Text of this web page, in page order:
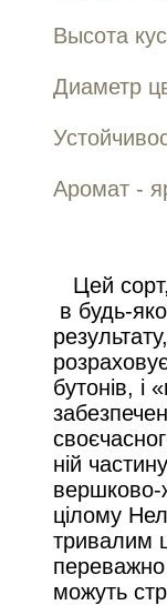
Высота
Диаметр
Аромат -
Цей
в будь-
бутонів, і
ній
вершково-
цілому
тривалим
можуть